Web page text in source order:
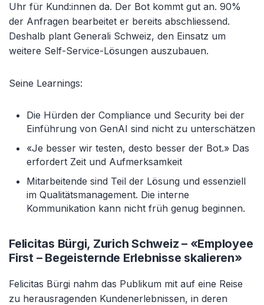
Uhr für Kund:innen da. Der Bot kommt gut an. 90%
der Anfragen bearbeitet er bereits abschliessend.
Deshalb plant Generali Schweiz, den Einsatz um
weitere Self-Service-Lösungen auszubauen.
Seine Learnings:
Die Hürden der Compliance und Security bei der
Einführung von GenAI sind nicht zu unterschätzen
«Je besser wir testen, desto besser der Bot.» Das
erfordert Zeit und Aufmerksamkeit
Mitarbeitende sind Teil der Lösung und essenziell
im Qualitätsmanagement. Die interne
Kommunikation kann nicht früh genug beginnen.
Felicitas Bürgi, Zurich Schweiz – «Employee
First – Begeisternde Erlebnisse skalieren»
Felicitas Bürgi nahm das Publikum mit auf eine Reise
zu herausragenden Kundenerlebnissen, in deren